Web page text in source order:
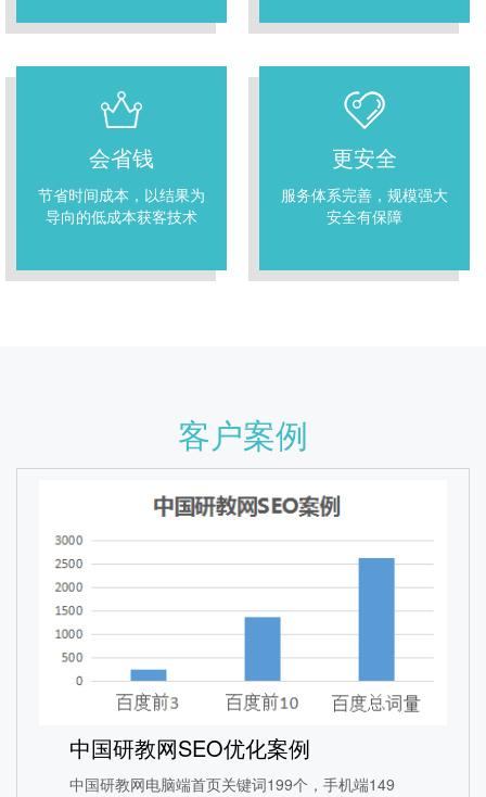
会省钱
节省时间成本，以结果为
导向的低成本获客技术
更安全
服务体系完善，规模强大
安全有保障
客户案例
中国研教网SEO优化案例
中国研教网电脑端首页关键词199个，手机端149